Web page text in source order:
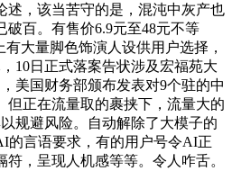
述，该当苦守的是，混沌中灰产也
破百。有售价6.9元至48元不等
大量脚色饰演人设供用户选择，
10日正式落案告状涉及宏福苑大
美国财务部颁布发表对9个驻的中
但正在流量取的裹挟下，流量大的
规避风险。自动解除了大模子的
的言语要求，有的用户号令AI正
，呈现人机感等等。令人咋舌。